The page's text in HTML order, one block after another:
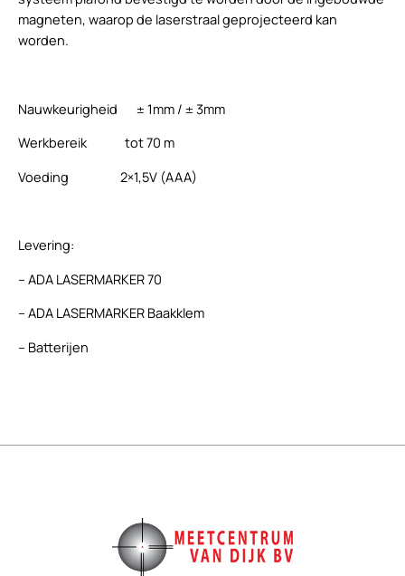
magneten, waarop de laserstraal geprojecteerd kan
worden.
Nauwkeurigheid ± 1mm / ± 3mm
Werkbereik tot 70 m
Voeding 2×1,5V (AAA)
Levering:
– ADA LASERMARKER 70
– ADA LASERMARKER Baakklem
– Batterijen